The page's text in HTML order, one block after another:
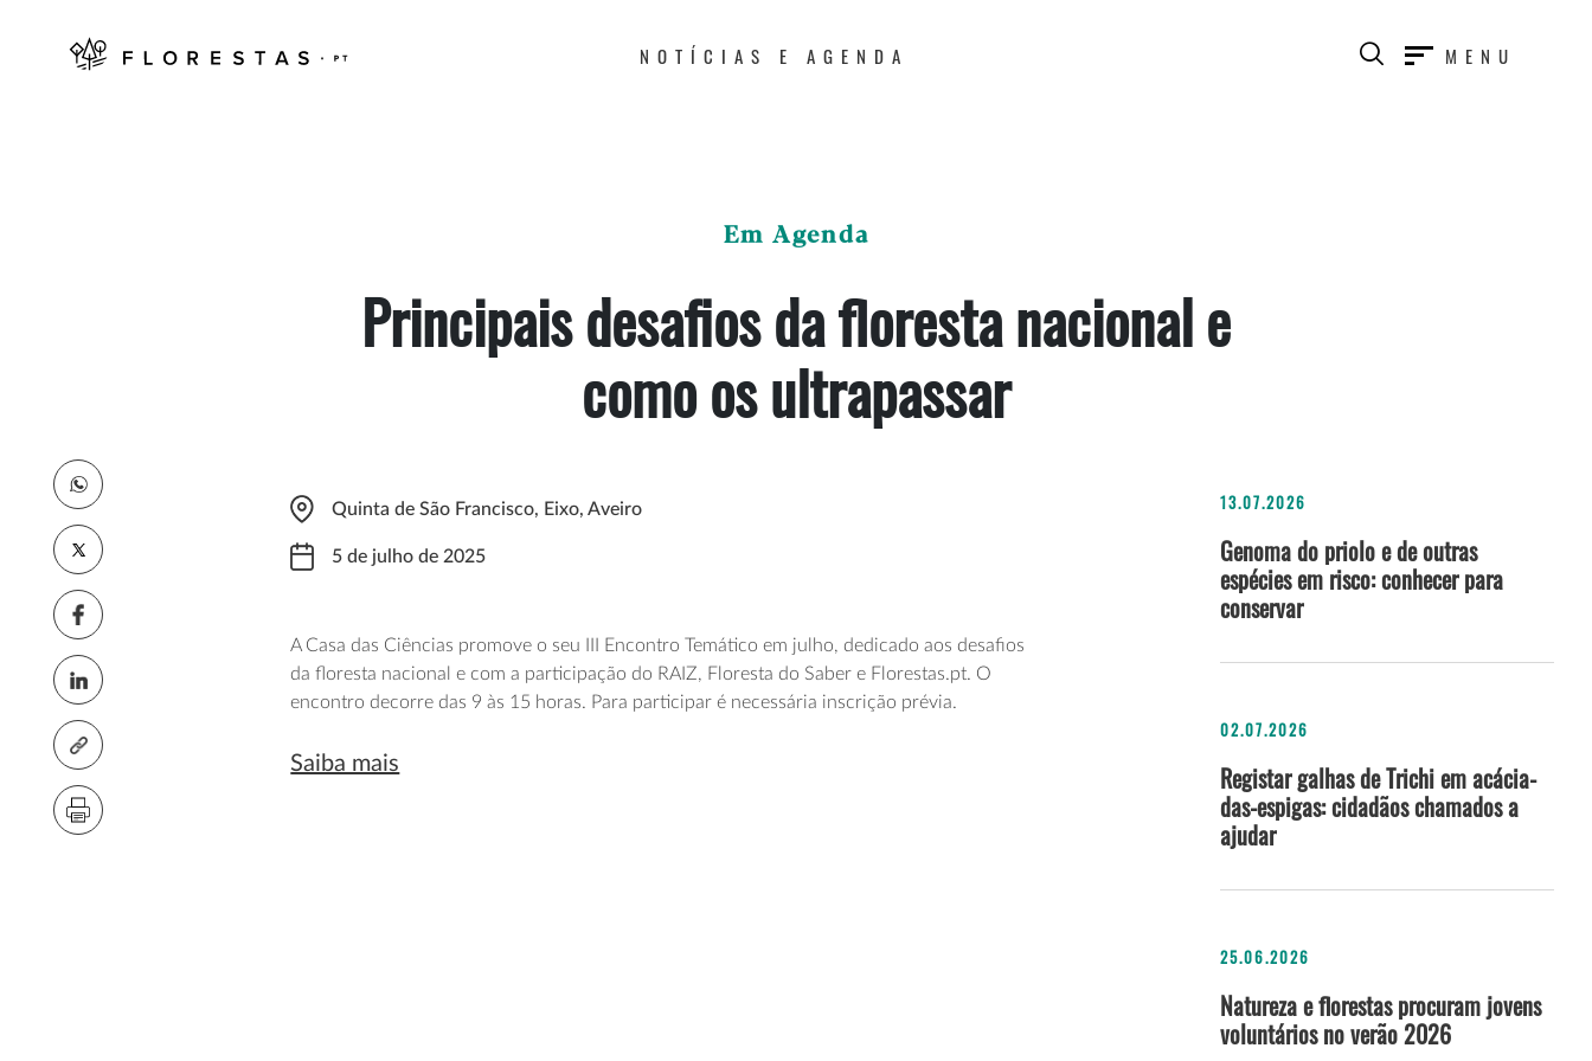
NOTÍCIAS E AGENDA MENU
Em Agenda
Principais desafios da floresta nacional e
como os ultrapassar
Quinta de São Francisco, Eixo, Aveiro
5 de julho de 2025
A Casa das Ciências promove o seu III Encontro Temático em julho, dedicado aos desafios
da floresta nacional e com a participação do RAIZ, Floresta do Saber e Florestas.pt. O
encontro decorre das 9 às 15 horas. Para participar é necessária inscrição prévia.
Saiba mais
13.07.2026
Genoma do priolo e de outras
espécies em risco: conhecer para
conservar
02.07.2026
Registar galhas de Trichi em acácia-
das-espigas: cidadãos chamados a
ajudar
25.06.2026
Natureza e florestas procuram jovens
voluntários no verão 2026